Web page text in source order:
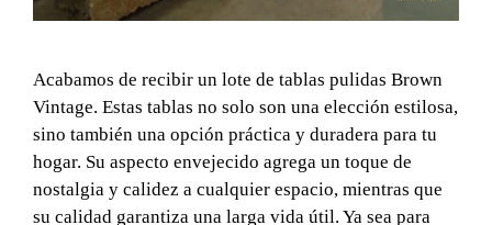
Acabamos de recibir un lote de tablas pulidas Brown
Vintage. Estas tablas no solo son una elección estilosa,
sino también una opción práctica y duradera para tu
hogar. Su aspecto envejecido agrega un toque de
nostalgia y calidez a cualquier espacio, mientras que
su calidad garantiza una larga vida útil. Ya sea para